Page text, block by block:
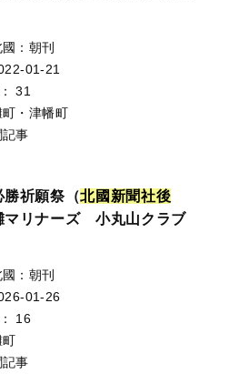
：朝刊
01-21
：
31
町・津幡町
記事
勝祈願祭（北國 新聞社後
リナーズ 小丸山クラブ
：朝刊
01-26
：
16
町
記事